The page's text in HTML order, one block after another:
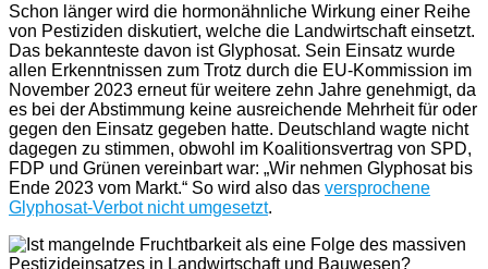
Schon länger wird die hormonähnliche Wirkung einer Reihe
von Pestiziden diskutiert, welche die Landwirtschaft einsetzt.
Das bekannteste davon ist Glyphosat. Sein Einsatz wurde
allen Erkenntnissen zum Trotz durch die EU-Kommission im
November 2023 erneut für weitere zehn Jahre genehmigt, da
es bei der Abstimmung keine ausreichende Mehrheit für oder
gegen den Einsatz gegeben hatte. Deutschland wagte nicht
dagegen zu stimmen, obwohl im Koalitionsvertrag von SPD,
FDP und Grünen vereinbart war: „Wir nehmen Glyphosat bis
Ende 2023 vom Markt.“ So wird also das versprochene
Glyphosat-Verbot nicht umgesetzt.